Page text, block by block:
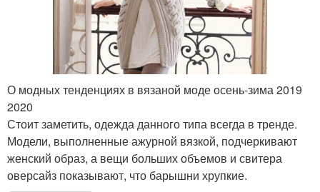
О модных тенденциях в вязаной моде осень-зима 2019
2020
Стоит заметить, одежда данного типа всегда в тренде.
Модели, выполненные ажурной вязкой, подчеркивают
женский образ, а вещи больших объемов и свитера
оверсайз показывают, что барышни хрупкие.